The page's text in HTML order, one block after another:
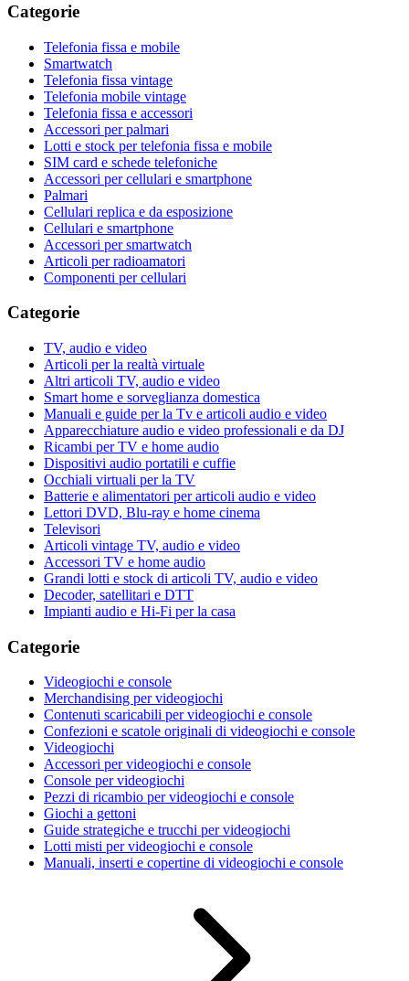
Categorie
Telefonia fissa e mobile
Smartwatch
Telefonia fissa vintage
Telefonia mobile vintage
Telefonia fissa e accessori
Accessori per palmari
Lotti e stock per telefonia fissa e mobile
SIM card e schede telefoniche
Accessori per cellulari e smartphone
Palmari
Cellulari replica e da esposizione
Cellulari e smartphone
Accessori per smartwatch
Articoli per radioamatori
Componenti per cellulari
Categorie
TV, audio e video
Articoli per la realtà virtuale
Altri articoli TV, audio e video
Smart home e sorveglianza domestica
Manuali e guide per la Tv e articoli audio e video
Apparecchiature audio e video professionali e da DJ
Ricambi per TV e home audio
Dispositivi audio portatili e cuffie
Occhiali virtuali per la TV
Batterie e alimentatori per articoli audio e video
Lettori DVD, Blu-ray e home cinema
Televisori
Articoli vintage TV, audio e video
Accessori TV e home audio
Grandi lotti e stock di articoli TV, audio e video
Decoder, satellitari e DTT
Impianti audio e Hi-Fi per la casa
Categorie
Videogiochi e console
Merchandising per videogiochi
Contenuti scaricabili per videogiochi e console
Confezioni e scatole originali di videogiochi e console
Videogiochi
Accessori per videogiochi e console
Console per videogiochi
Pezzi di ricambio per videogiochi e console
Giochi a gettoni
Guide strategiche e trucchi per videogiochi
Lotti misti per videogiochi e console
Manuali, inserti e copertine di videogiochi e console